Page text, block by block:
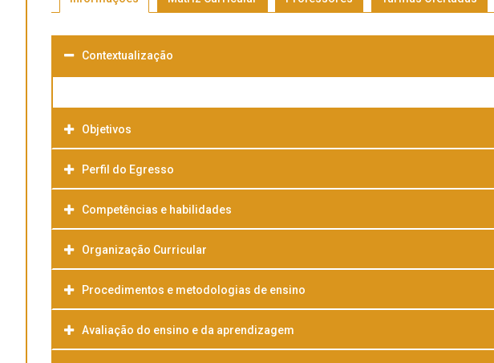
Contextualização
Objetivos
Perfil do Egresso
Competências e habilidades
Organização Curricular
Procedimentos e metodologias de ensino
Avaliação do ensino e da aprendizagem